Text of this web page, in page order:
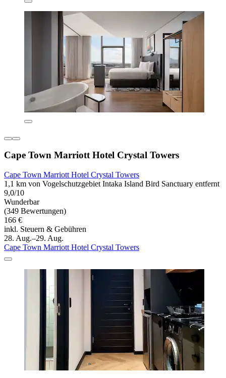
Cape Town Marriott Hotel Crystal Towers
Cape Town Marriott Hotel Crystal Towers
1,1 km von Vogelschutzgebiet Intaka Island Bird Sanctuary entfernt
9,0/10
Wunderbar
(349 Bewertungen)
166 €
inkl. Steuern & Gebühren
28. Aug.–29. Aug.
Cape Town Marriott Hotel Crystal Towers